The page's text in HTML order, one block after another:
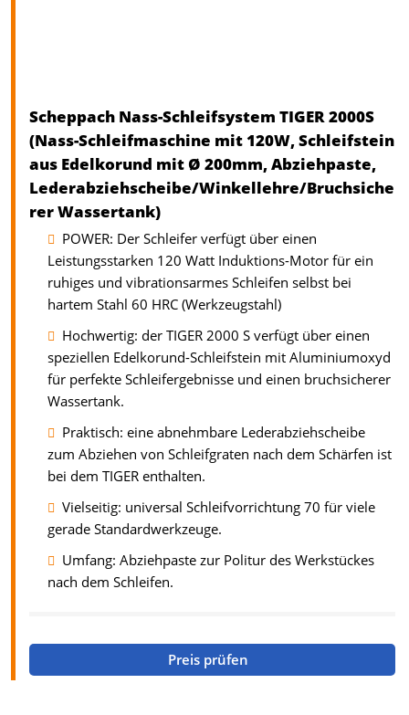
Scheppach Nass-Schleifsystem TIGER 2000S
(Nass-Schleifmaschine mit 120W, Schleifstein
aus Edelkorund mit Ø 200mm, Abziehpaste,
Lederabziehscheibe/Winkellehre/Bruchsiche
rer Wassertank)
POWER: Der Schleifer verfügt über einen
Leistungsstarken 120 Watt Induktions-Motor für ein
ruhiges und vibrationsarmes Schleifen selbst bei
hartem Stahl 60 HRC (Werkzeugstahl)
Hochwertig: der TIGER 2000 S verfügt über einen
speziellen Edelkorund-Schleifstein mit Aluminiumoxyd
für perfekte Schleifergebnisse und einen bruchsicherer
Wassertank.
Praktisch: eine abnehmbare Lederabziehscheibe
zum Abziehen von Schleifgraten nach dem Schärfen ist
bei dem TIGER enthalten.
Vielseitig: universal Schleifvorrichtung 70 für viele
gerade Standardwerkzeuge.
Umfang: Abziehpaste zur Politur des Werkstückes
nach dem Schleifen.
Preis prüfen